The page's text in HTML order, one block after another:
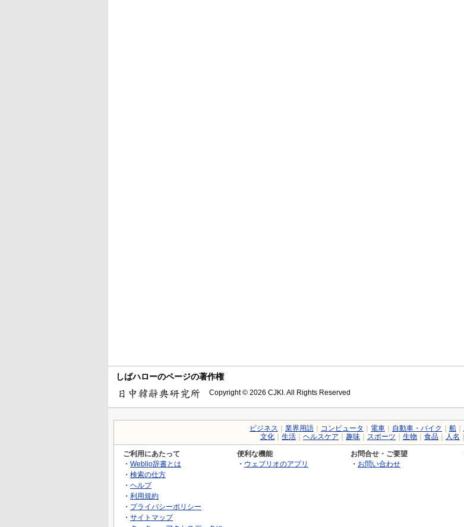
しばハローのページの著作権
Copyright © 2026 CJKI. All Rights Reserved
ビジネス 業界用語 コンピュータ 電車 自動車・バイク 船
文化
生活 ヘルスケア 趣味 スポーツ 生物 食品 人名
ご利用にあたって
・ Weblio辞書とは
・ 検索の仕方
・ ヘルプ
・ 利用規約
・ プライバシーポリシー
・ サイトマップ
便利な機能
・ ウェブリオのアプリ
お問合せ・ご要望
・ お問い合わせ